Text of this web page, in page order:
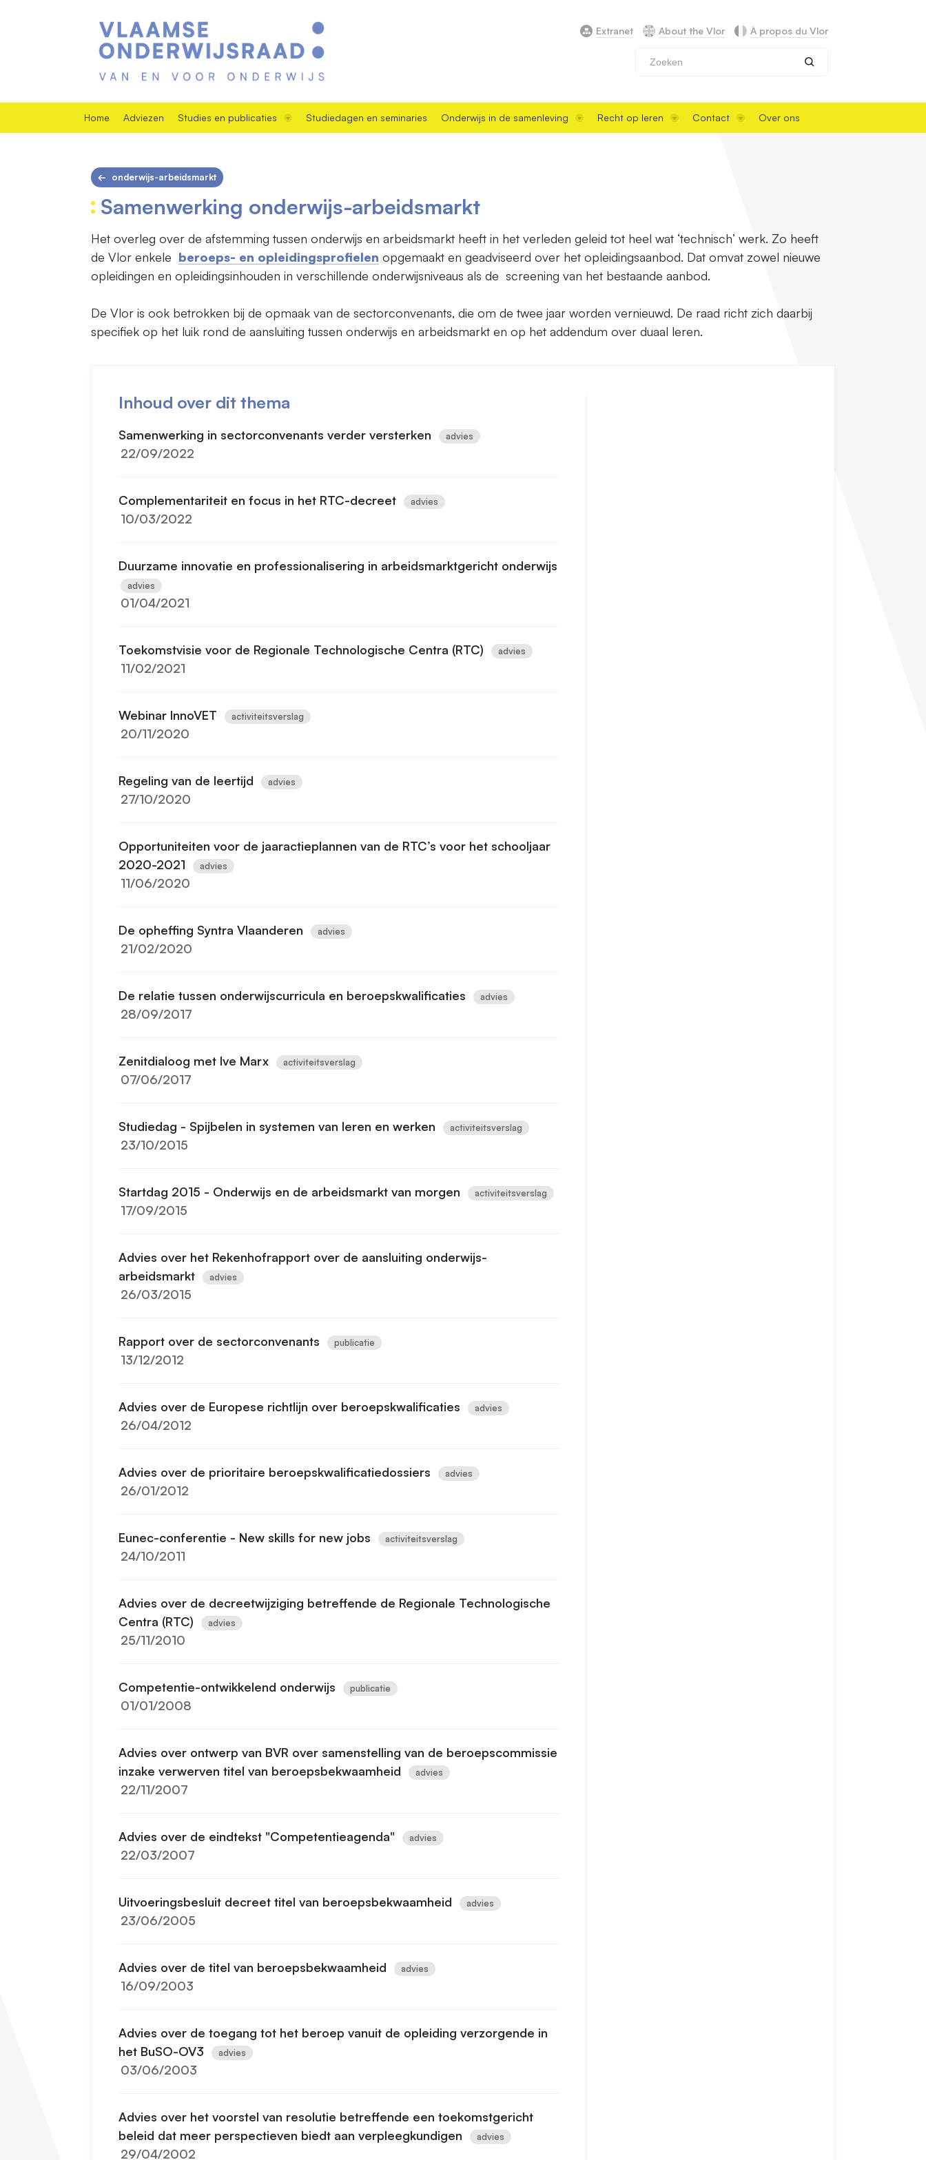
Extranet About the Vlor À propos du Vlor
Home Adviezen Studies en publicaties Studiedagen en seminaries Onderwijs in de samenleving Recht op leren Contact Over ons
onderwijs-arbeidsmarkt
Samenwerking onderwijs-arbeidsmarkt
Het overleg over de afstemming tussen onderwijs en arbeidsmarkt heeft in het verleden geleid tot heel wat ‘technisch’ werk. Zo heeft
de Vlor enkele beroeps- en opleidingsprofielen opgemaakt en geadviseerd over het opleidingsaanbod. Dat omvat zowel nieuwe
opleidingen en opleidingsinhouden in verschillende onderwijsniveaus als de screening van het bestaande aanbod.
De Vlor is ook betrokken bij de opmaak van de sectorconvenants, die om de twee jaar worden vernieuwd. De raad richt zich daarbij
specifiek op het luik rond de aansluiting tussen onderwijs en arbeidsmarkt en op het addendum over duaal leren.
Inhoud over dit thema
Samenwerking in sectorconvenants verder versterken advies
22/09/2022
Complementariteit en focus in het RTC-decreet advies
10/03/2022
Duurzame innovatie en professionalisering in arbeidsmarktgericht onderwijs
advies
01/04/2021
Toekomstvisie voor de Regionale Technologische Centra (RTC) advies
11/02/2021
Webinar InnoVET activiteitsverslag
20/11/2020
Regeling van de leertijd advies
27/10/2020
Opportuniteiten voor de jaaractieplannen van de RTC’s voor het schooljaar
2020-2021
advies
11/06/2020
De opheffing Syntra Vlaanderen advies
21/02/2020
De relatie tussen onderwijscurricula en beroepskwalificaties advies
28/09/2017
Zenitdialoog met Ive Marx activiteitsverslag
07/06/2017
Studiedag - Spijbelen in systemen van leren en werken activiteitsverslag
23/10/2015
Startdag 2015 - Onderwijs en de arbeidsmarkt van morgen activiteitsverslag
17/09/2015
Advies over het Rekenhofrapport over de aansluiting onderwijs-
arbeidsmarkt
advies
26/03/2015
Rapport over de sectorconvenants publicatie
13/12/2012
Advies over de Europese richtlijn over beroepskwalificaties advies
26/04/2012
Advies over de prioritaire beroepskwalificatiedossiers advies
26/01/2012
Eunec-conferentie - New skills for new jobs activiteitsverslag
24/10/2011
Advies over de decreetwijziging betreffende de Regionale Technologische
Centra (RTC)
advies
25/11/2010
Competentie-ontwikkelend onderwijs publicatie
01/01/2008
Advies over ontwerp van BVR over samenstelling van de beroepscommissie
inzake verwerven titel van beroepsbekwaamheid
advies
22/11/2007
Advies over de eindtekst "Competentieagenda" advies
22/03/2007
Uitvoeringsbesluit decreet titel van beroepsbekwaamheid advies
23/06/2005
Advies over de titel van beroepsbekwaamheid advies
16/09/2003
Advies over de toegang tot het beroep vanuit de opleiding verzorgende in
het BuSO-OV3
advies
03/06/2003
Advies over het voorstel van resolutie betreffende een toekomstgericht
beleid dat meer perspectieven biedt aan verpleegkundigen
advies
29/04/2002